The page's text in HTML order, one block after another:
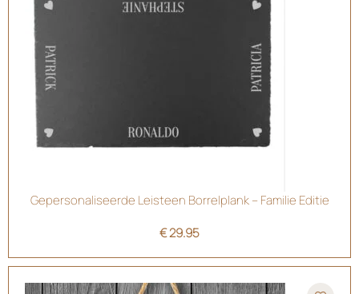
Gepersonaliseerde Leisteen Borrelplank – Familie Editie
€29.95